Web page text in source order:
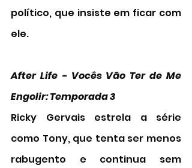
político, que insiste em ficar com
ele.
After Life - Vocês Vão Ter de Me
Engolir: Temporada 3
Ricky Gervais estrela a série
como Tony, que tenta ser menos
rabugento e continua sem